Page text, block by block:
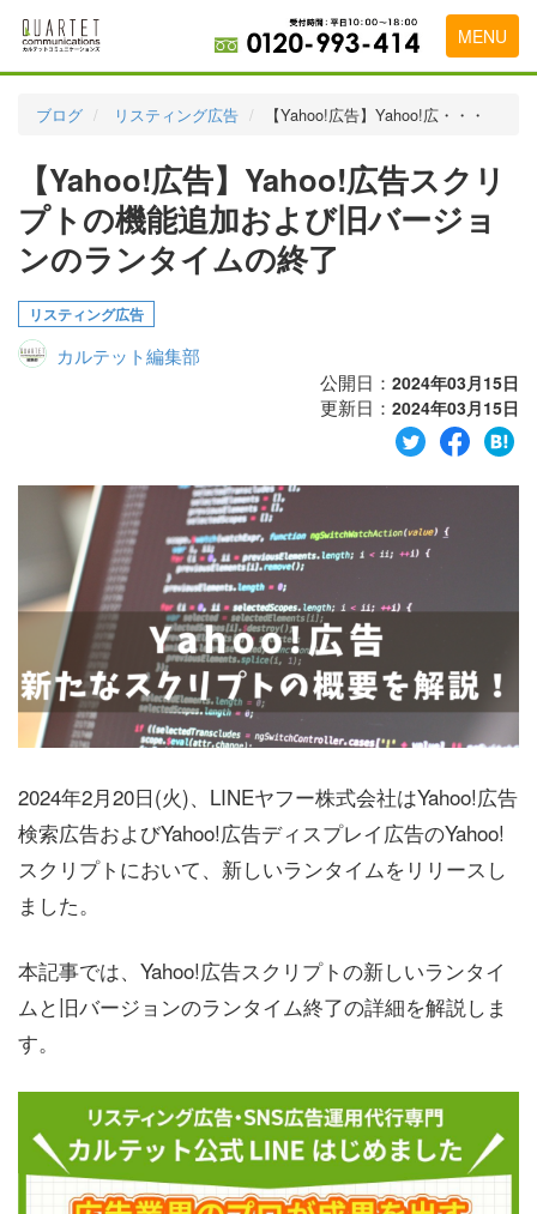
MENU
実績・お客様の声
初めて導入をお考えの方
広告代理店・HP制作会社様へ
お問い合わせ
ブログ リスティング広告 【Yahoo!広告】Yahoo!広・・・
【Yahoo!広告】Yahoo!広告スクリ
プトの機能追加および旧バージョ
ンのランタイムの終了
リスティング広告
カルテット編集部
公開日： 2024年03月15日
更新日： 2024年03月15日
2024年2月20日(火)、LINEヤフー株式会社はYahoo!広告
検索広告およびYahoo!広告ディスプレイ広告のYahoo!
スクリプトにおいて、新しいランタイムをリリースし
ました。
本記事では、Yahoo!広告スクリプトの新しいランタイ
ムと旧バージョンのランタイム終了の詳細を解説しま
す。